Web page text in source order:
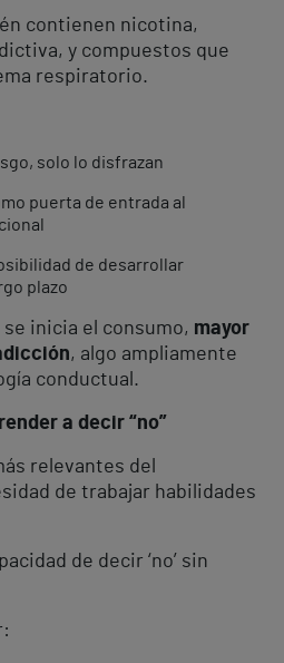
contienen nicotina,
y compuestos que
respiratorio.
solo lo disfrazan
puerta de entrada al
de desarrollar
plazo
inicia el consumo, mayor
, algo ampliamente
conductual.
a decir “no”
relevantes del
de trabajar habilidades
de decir ‘no’ sin